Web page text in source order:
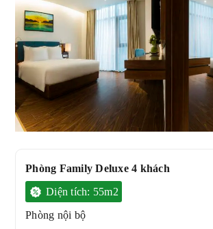
Phòng Family Deluxe 4 khách
Diện tích: 55m2
Phòng nội bộ